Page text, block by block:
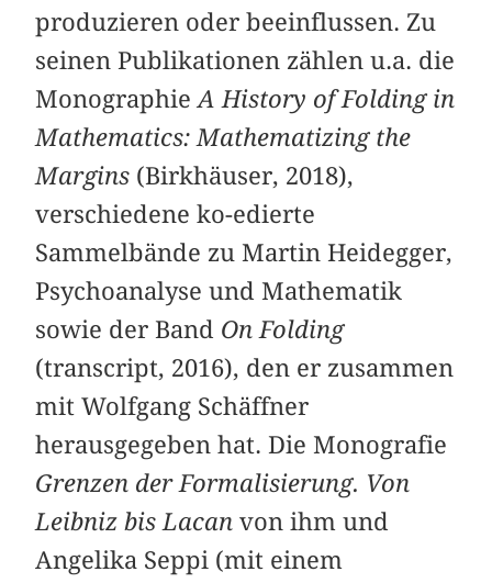
produzieren oder beeinflussen. Zu
seinen Publikationen zählen u.a. die
MonographieA History of Folding in
Mathematics: Mathematizing the
Margins (Birkhäuser, 2018),
verschiedene ko-edierte
Sammelbände zu Martin Heidegger,
Psychoanalyse und Mathematik
sowie der Band On Folding
(transcript, 2016), den er zusammen
mit Wolfgang Schäffner
herausgegeben hat. Die Monografie
Grenzen der Formalisierung. Von
Leibniz bis Lacan von ihm und
Angelika Seppi (mit einem